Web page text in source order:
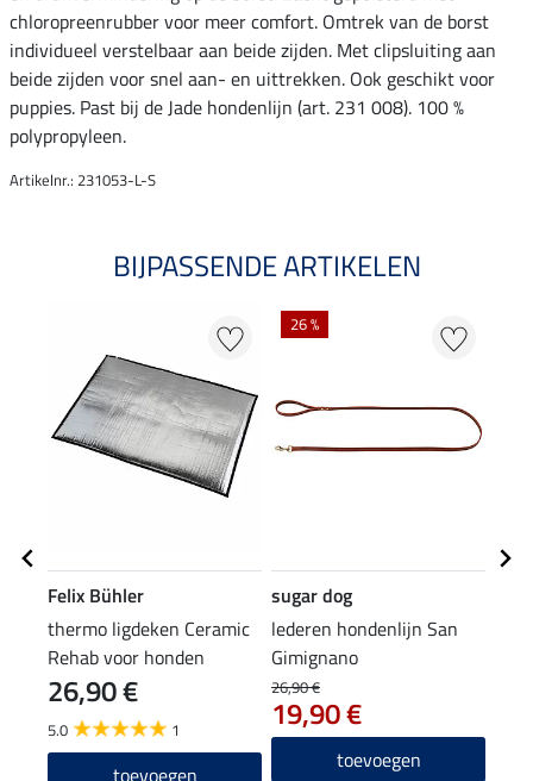
chloropreenrubber voor meer comfort. Omtrek van de borst
individueel verstelbaar aan beide zijden. Met clipsluiting aan
beide zijden voor snel aan- en uittrekken. Ook geschikt voor
puppies. Past bij de Jade hondenlijn (art. 231 008). 100 %
polypropyleen.
Artikelnr.: 231053-L-S
BIJPASSENDE ARTIKELEN
Felix Bühler
thermo ligdeken Ceramic
Rehab voor honden
26,90 €
5.0 1
toevoegen
26 %
sugar dog
lederen hondenlijn San
Gimignano
26,90 €
19,90 €
toevoegen